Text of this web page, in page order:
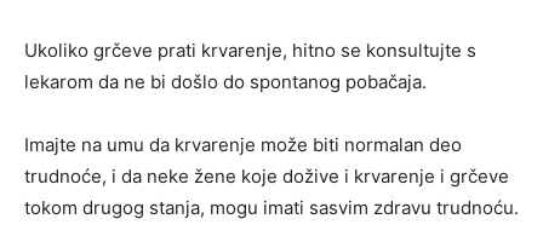
Ukoliko grčeve prati krvarenje, hitno se konsultujte s
lekarom da ne bi došlo do spontanog pobačaja.
Imajte na umu da krvarenje može biti normalan deo
trudnoće, i da neke žene koje dožive i krvarenje i grčeve
tokom drugog stanja, mogu imati sasvim zdravu trudnoću.